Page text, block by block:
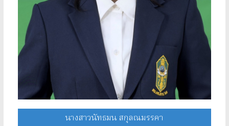
นางสาวนัทธมน สกุลณมรรคา